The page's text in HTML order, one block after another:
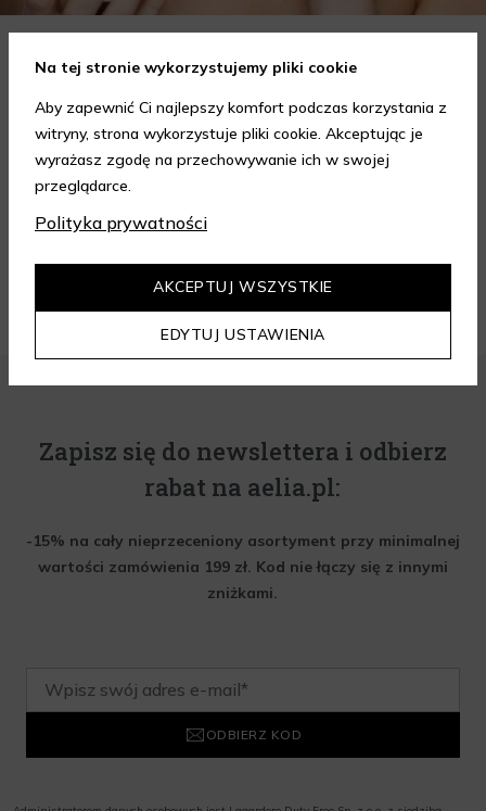
Jak wybrać krem do twarzy w zależności od potrzeb?
Wybór odpowiedniego kremu do twarzy to kluczowy krok w
codziennej pielęgnacji skóry, który może znacząco wpłynąć na
jej wygląd i kondycję. Warto znać składniki i właściwości kremów
oraz wiedzieć, jak dopasować je do potrzeb własnej skóry.
Poniżej znajdziesz kilka porad, które pomogą ci wybrać idealny
Czytaj dalej
ZOBACZ WIĘCEJ
Zapisz się do newslettera i odbierz
rabat na aelia.pl:
-15% na cały nieprzeceniony asortyment przy minimalnej
wartości zamówienia 199 zł. Kod nie łączy się z innymi
zniżkami.
ODBIERZ KOD
Na tej stronie wykorzystujemy pliki cookie
Aby zapewnić Ci najlepszy komfort podczas korzystania z
witryny, strona wykorzystuje pliki cookie. Akceptując je
wyrażasz zgodę na przechowywanie ich w swojej
przeglądarce.
Polityka prywatności
EDYTUJ USTAWIENIA
AKCEPTUJ WSZYSTKIE